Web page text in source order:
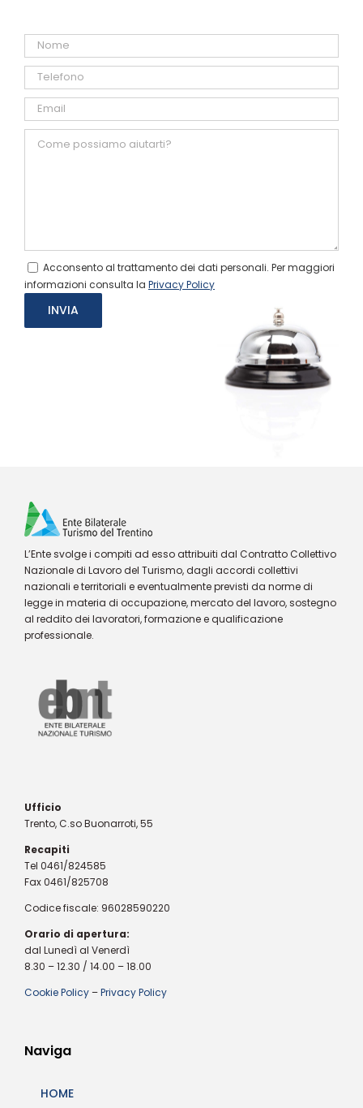
Acconsento al trattamento dei dati personali. Per maggiori
informazioni consulta la Privacy Policy
L’Ente svolge i compiti ad esso attribuiti dal Contratto Collettivo
Nazionale di Lavoro del Turismo, dagli accordi collettivi
nazionali e territoriali e eventualmente previsti da norme di
legge in materia di occupazione, mercato del lavoro, sostegno
al reddito dei lavoratori, formazione e qualificazione
professionale.
Ufficio
Trento, C.so Buonarroti, 55
Recapiti
Tel 0461/824585
Fax 0461/825708
Codice fiscale: 96028590220
Orario di apertura:
dal Lunedì al Venerdì
8.30 – 12.30 / 14.00 – 18.00
Cookie Policy –Privacy Policy
Naviga
HOME